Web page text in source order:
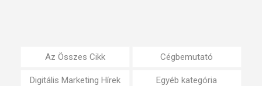
Az Összes Cikk Cégbemutató
Digitális Marketing Hírek Egyéb kategória